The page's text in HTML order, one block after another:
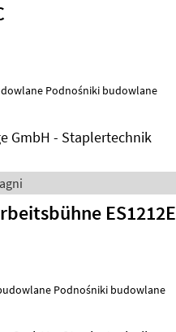
Maszyny budowlane Podnośniki budowlane
GmbH - Staplertechnik
ES1212E
Maszyny budowlane Podnośniki budowlane